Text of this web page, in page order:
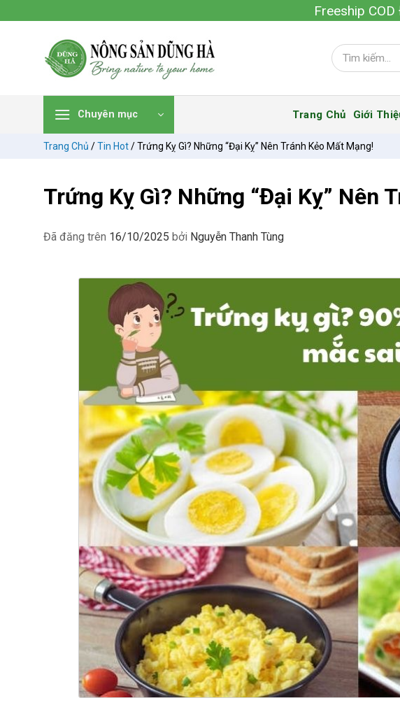
đến
Freeship
Chuyên mục Trang Chủ Giới
Trang Chủ /Tin Hot/Trứng Kỵ Gì? Những “đại Kỵ” Nên Tránh Kẻo Mất Mạng!
Trứng Kỵ Gì? Những “đại Kỵ” Nên
Đã đăng trên 16/10/2025 bởi Nguyễn Thanh Tùng